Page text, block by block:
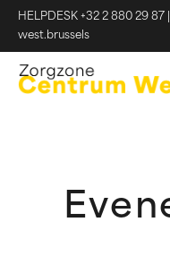
HELPDESK +32 2 880 29 87
west.brussels